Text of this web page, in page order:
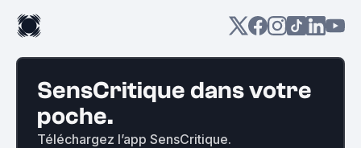
SensCritique dans votre
poche.
Téléchargez l’app SensCritique.